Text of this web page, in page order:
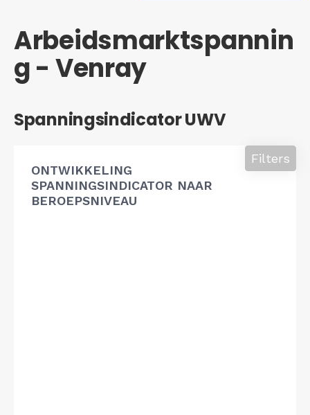
Arbeidsmarktspannin
g - Venray
Spanningsindicator UWV
ONTWIKKELING
SPANNINGSINDICATOR NAAR
BEROEPSNIVEAU
Filters